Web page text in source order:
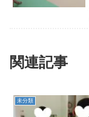
関連記事
未分類